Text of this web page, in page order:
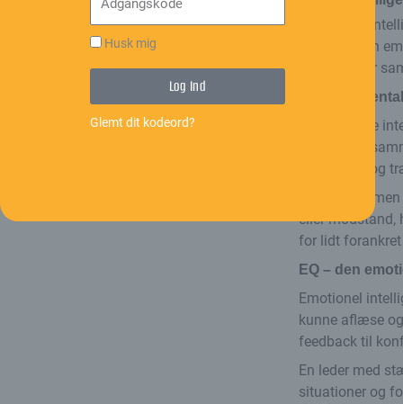
Balanceret
mentale, den
alene. Det er
IQ – den
Den mentale
komplekse
planlægge og
IQ er vigtig,
eller modstand,
for lidt
EQ – den
Emotionel
kunne aflæse
feedback til
En leder med
situationer og
Husk mig
Log Ind
Glemt dit kodeord?